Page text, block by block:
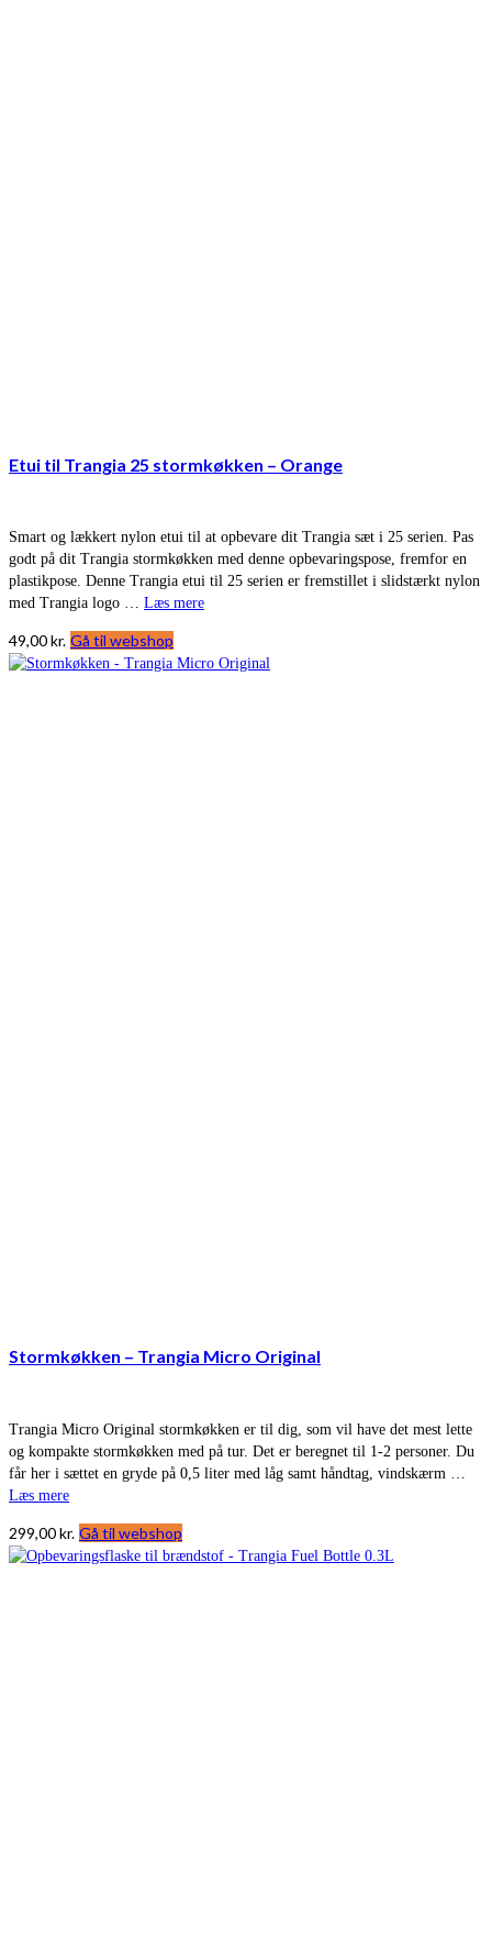
Etui til Trangia 25 stormkøkken – Orange
Smart og lækkert nylon etui til at opbevare dit Trangia sæt i 25 serien. Pas
godt på dit Trangia stormkøkken med denne opbevaringspose, fremfor en
plastikpose. Denne Trangia etui til 25 serien er fremstillet i slidstærkt nylon
med Trangia logo … Læs mere
49,00kr. Gå til webshop
Stormkøkken – Trangia Micro Original
Trangia Micro Original stormkøkken er til dig, som vil have det mest lette
og kompakte stormkøkken med på tur. Det er beregnet til 1-2 personer. Du
får her i sættet en gryde på 0,5 liter med låg samt håndtag, vindskærm …
Læs mere
299,00kr. Gå til webshop